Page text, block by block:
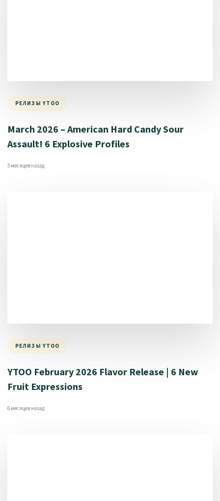
РЕЛИЗЫ YTOO
March 2026 – American Hard Candy Sour
Assault! 6 Explosive Profiles
5 месяцев назад
РЕЛИЗЫ YTOO
YTOO February 2026 Flavor Release | 6 New
Fruit Expressions
6 месяцев назад